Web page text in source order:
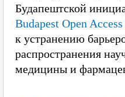
Будапештской
Budapest Open
к устранению
распространения
медицины и